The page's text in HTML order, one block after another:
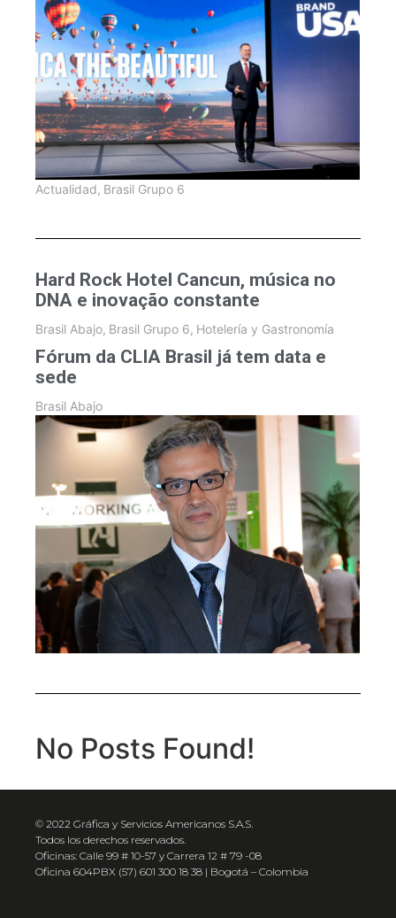
Actualidad, Brasil Grupo 6
Hard Rock Hotel Cancun, música no
DNA e inovação constante
Brasil Abajo, Brasil Grupo 6, Hotelería y Gastronomía
Fórum da CLIA Brasil já tem data e
sede
Brasil Abajo
No Posts Found!
© 2022 Gráfica y Servicios Americanos S.A.S.
Todos los derechos reservados.
Oficinas: Calle 99 # 10-57 y Carrera 12 # 79 -08
Oficina 604PBX (57) 601 300 18 38 | Bogotá – Colombia